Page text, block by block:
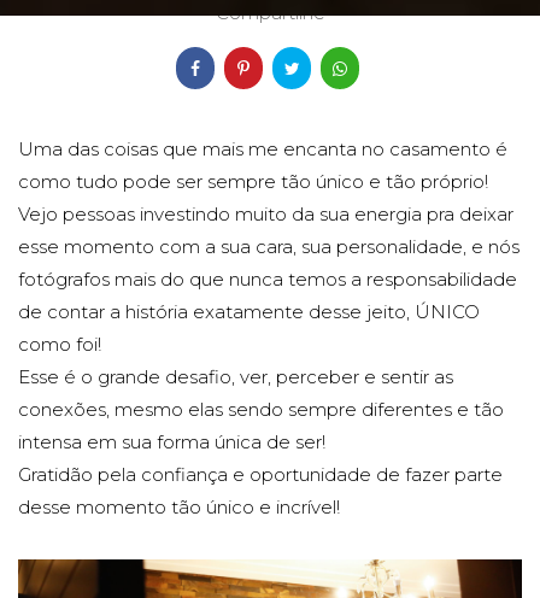
Compartilhe
Uma das coisas que mais me encanta no casamento é
como tudo pode ser sempre tão único e tão próprio!
Vejo pessoas investindo muito da sua energia pra deixar
esse momento com a sua cara, sua personalidade, e nós
fotógrafos mais do que nunca temos a responsabilidade
de contar a história exatamente desse jeito, ÚNICO
como foi!
Esse é o grande desafio, ver, perceber e sentir as
conexões, mesmo elas sendo sempre diferentes e tão
intensa em sua forma única de ser!
Gratidão pela confiança e oportunidade de fazer parte
desse momento tão único e incrível!